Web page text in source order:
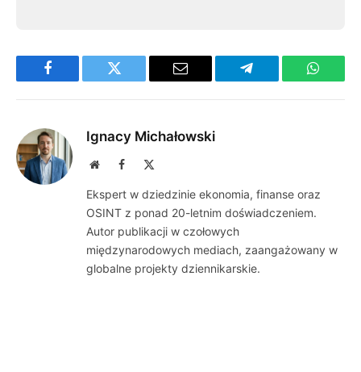
Facebook Twitter Email Telegram
Ignacy Michałowski
WebsiteFacebook
Ekspert w dziedzinie ekonomia, finanse oraz
OSINT z ponad 20-letnim doświadczeniem.
Autor publikacji w czołowych
międzynarodowych mediach, zaangażowany w
globalne projekty dziennikarskie.